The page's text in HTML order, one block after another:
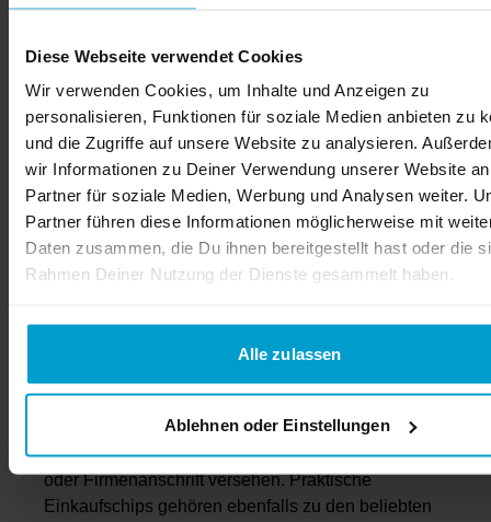
Diese Webseite verwendet Cookies
Wir verwenden Cookies, um Inhalte und Anzeigen zu
personalisieren, Funktionen für soziale Medien anbieten zu
und die Zugriffe auf unsere Website zu analysieren.
wir Informationen zu Deiner Verwendung unserer Website
Partner für soziale Medien, Werbung und Analysen weiter.
Partner führen diese Informationen möglicherweise mit
Daten zusammen, die Du ihnen bereitgestellt hast oder die
Rahmen Deiner Nutzung der Dienste gesammelt haben.
Alle zulassen
Ablehnen oder Einstellungen
Kleine Werbemittel mit großer
Wirkung
Kleine und preiswerte Werbemittel, oft als
Streuartikel bezeichnet, sind perfekte Give-aways
für große Samplingaktionen. Egal, ob Du bei einer
Filialeröffnung, Firmenfeier oder Messe kleine
Geschenke verteilen möchtest, oder Deinem
Onlineshop-Paket eine Aufmerksamkeit beilegst –
die wir mit Deinem Logo bedrucken. Auch
Streichholzschachteln, Feuerzeuge oder
Schlüsselbänder können wir mit Logo, Schriftzug
oder Firmenanschrift versehen. Praktische
Einkaufschips gehören ebenfalls zu den beliebten